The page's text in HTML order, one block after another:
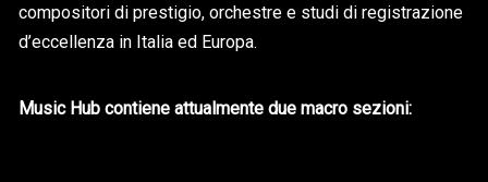
compositori di prestigio, orchestre e studi di registrazione
d’eccellenza in Italia ed Europa.
Music Hub contiene attualmente due macro sezioni: